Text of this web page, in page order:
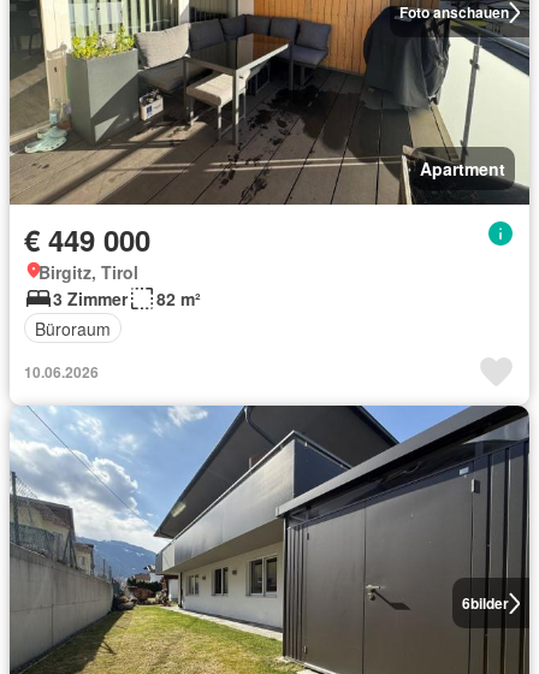
Foto anschauen
Apartment
€ 449 000
Birgitz, Tirol
3 Zimmer
82 m²
Büroraum
10.06.2026
6bilder